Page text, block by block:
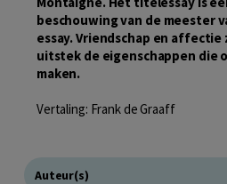
beschouwing van de meester
essay. Vriendschap en
uitstek de eigenschappen die
maken.
Vertaling: Frank de Graaff
Auteur(s)